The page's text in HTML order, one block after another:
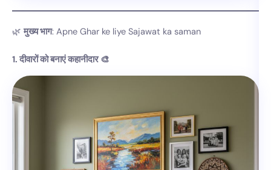
🌿 मुख्य भाग: Apne Ghar ke liye Sajawat ka saman
1. दीवारों को बनाएं कहानीदार 🎨